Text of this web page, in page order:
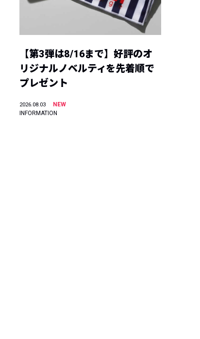
【第3弾は8/16まで】好評のオ
リジナルノベルティを先着順で
プレゼント
2026.08.03
NEW
INFORMATION